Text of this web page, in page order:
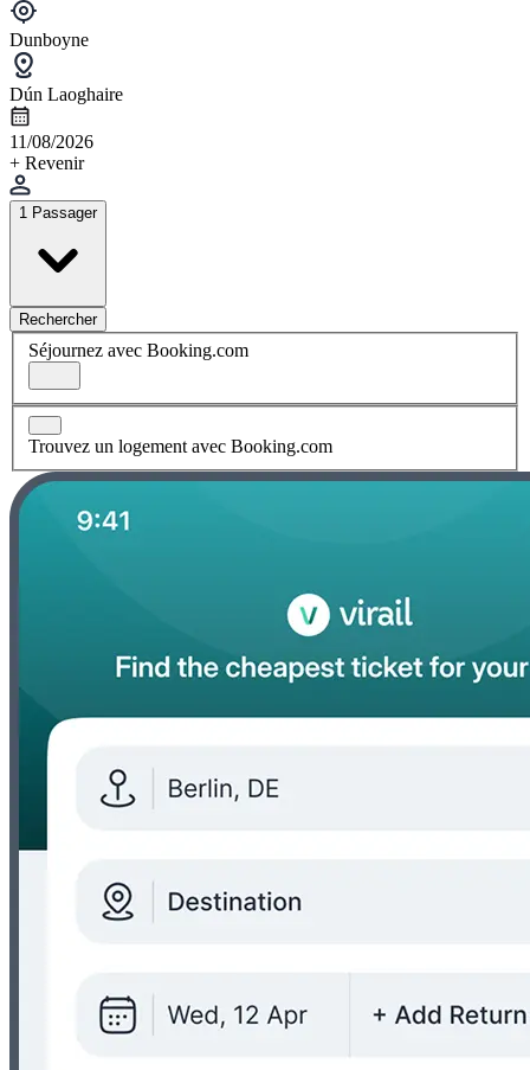
Dunboyne
Dún Laoghaire
11/08/2026
+ Revenir
1 Passager
Rechercher
Séjournez avec Booking.com
Trouvez un logement avec Booking.com